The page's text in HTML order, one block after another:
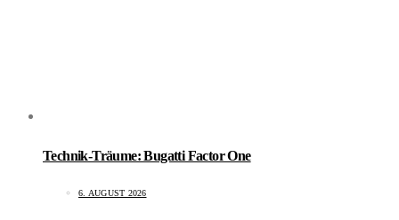
Technik-Träume: Bugatti Factor One
6. AUGUST 2026